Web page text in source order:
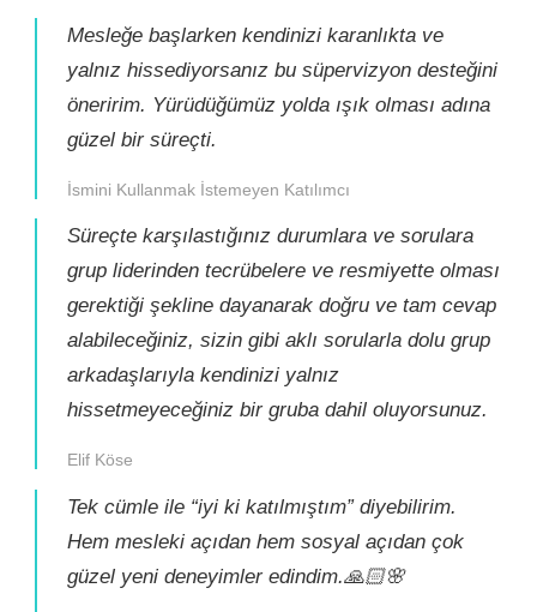
Mesleğe başlarken kendinizi karanlıkta ve
yalnız hissediyorsanız bu süpervizyon desteğini
öneririm. Yürüdüğümüz yolda ışık olması adına
güzel bir süreçti.
İsmini Kullanmak İstemeyen Katılımcı
Süreçte karşılastığınız durumlara ve sorulara
grup liderinden tecrübelere ve resmiyette olması
gerektiği şekline dayanarak doğru ve tam cevap
alabileceğiniz, sizin gibi aklı sorularla dolu grup
arkadaşlarıyla kendinizi yalnız
hissetmeyeceğiniz bir gruba dahil oluyorsunuz.
Elif Köse
Tek cümle ile “iyi ki katılmıştım” diyebilirim.
Hem mesleki açıdan hem sosyal açıdan çok
güzel yeni deneyimler edindim.🙏🏻🌸